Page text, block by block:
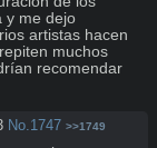
y me dejo
artistas hacen
muchos
recomendar
No. 1747 >>1749